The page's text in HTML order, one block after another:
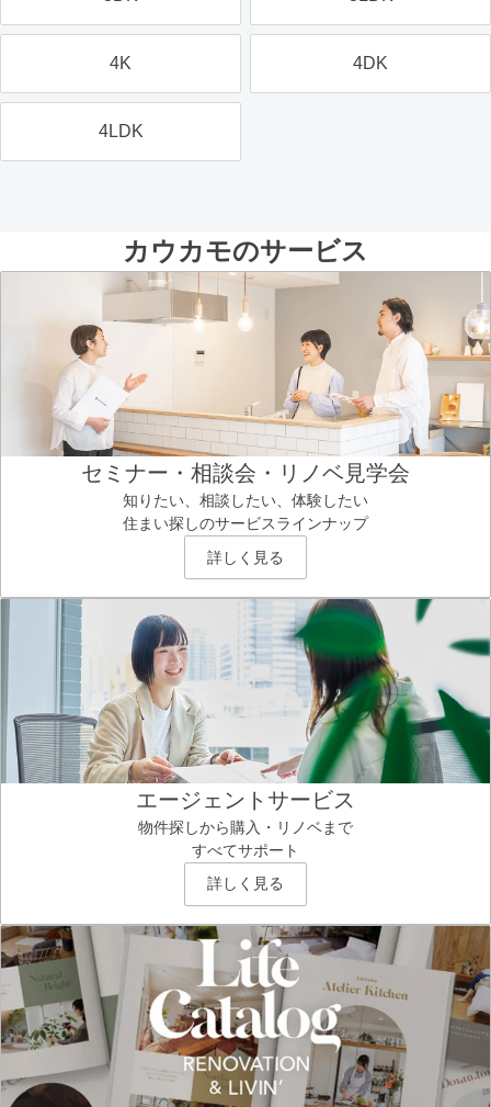
4K 4DK
4LDK
カウカモのサービス
セミナー・相談会・リノベ見学会
知りたい、相談したい、体験したい
住まい探しのサービスラインナップ
詳しく見る
エージェントサービス
物件探しから購入・リノベまで
すべてサポート
詳しく見る